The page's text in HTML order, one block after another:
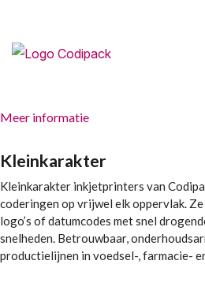
Meer informatie
Kleinkarakter
Kleinkarakter inkjetprinters van
coderingen op vrijwel elk oppervlak.
logo’s of datumcodes met snel
snelheden. Betrouwbaar,
productielijnen in voedsel-, farmacie-